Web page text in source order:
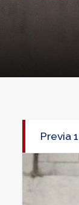
Previa